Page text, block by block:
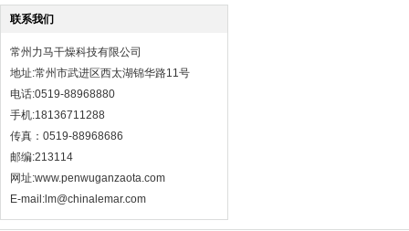
联系我们
常州力马干燥科技有限公司
地址:常州市武进区西太湖锦华路11号
电话:0519-88968880
手机:18136711288
传真：0519-88968686
邮编:213114
网址:www.penwuganzaota.com
E-mail:lm@chinalemar.com